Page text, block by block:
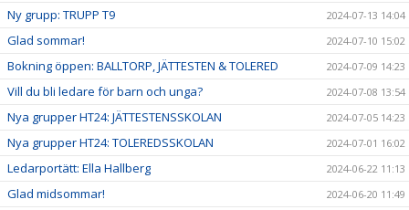
Ny grupp: TRUPP T9 2024-07-13 14:04
Glad sommar! 2024-07-10 15:02
Bokning öppen: BALLTORP, JÄTTESTEN & TOLERED 2024-07-09 14:23
Vill du bli ledare för barn och unga? 2024-07-08 13:54
Nya grupper HT24: JÄTTESTENSSKOLAN 2024-07-05 14:23
Nya grupper HT24: TOLEREDSSKOLAN 2024-07-01 16:02
Ledarportätt: Ella Hallberg 2024-06-22 11:13
Glad midsommar! 2024-06-20 11:49